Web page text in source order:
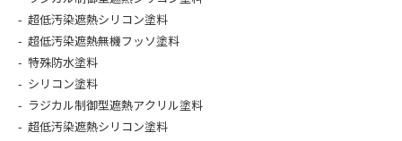
超低汚染遮熱シリコン塗料
超低汚染遮熱無機フッソ塗料
特殊防水塗料
シリコン塗料
ラジカル制御型遮熱アクリル塗料
超低汚染遮熱シリコン塗料